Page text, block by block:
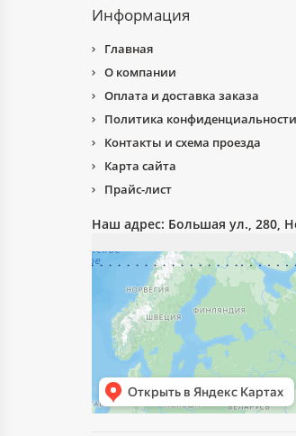
Информация
Главная
О компании
Оплата и доставка заказа
Политика конфиденциальности
Контакты и схема проезда
Карта сайта
Прайс-лист
Наш адрес: Большая ул., 280,